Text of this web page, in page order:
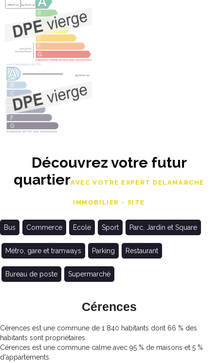
Découvrez votre futur
quartierAVEC VOTRE EXPERT DELAMARCHE
IMMOBILIER - SITE
Bus Commerce Ecole Sport Parc, Jardin et Square
Métro, gare et tramways Parking Restaurant
Bureau de poste Supermarché
Cérences
Cérences est une commune de 1 840 habitants dont 66 % des
habitants sont propriétaires.
Cérences est une commune calme avec 95 % de maisons et 5 %
d'appartements.